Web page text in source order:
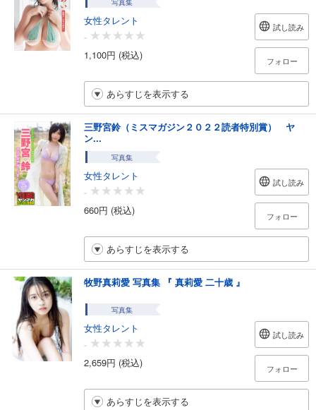
女性タレント
-
1,100円 (税込)
試し読み
フォロー
あらすじを表示する
三野宮鈴（ミスマガジン２０２２読者特別賞） ヤ
ン...
写真集
女性タレント
-
660円 (税込)
試し読み
フォロー
あらすじを表示する
牧野真莉愛 写真集 『 真莉愛 二十歳 』
写真集
女性タレント
-
2,659円 (税込)
試し読み
フォロー
あらすじを表示する